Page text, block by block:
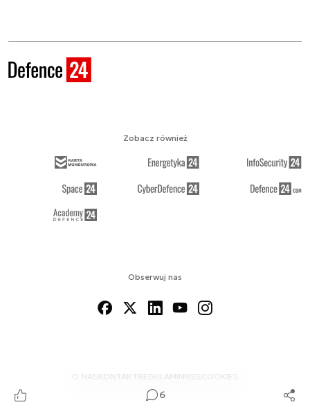
6
Obserwuj nas
O NAS KONTAKTREGULAMINRSS COOKIES
Zobacz również